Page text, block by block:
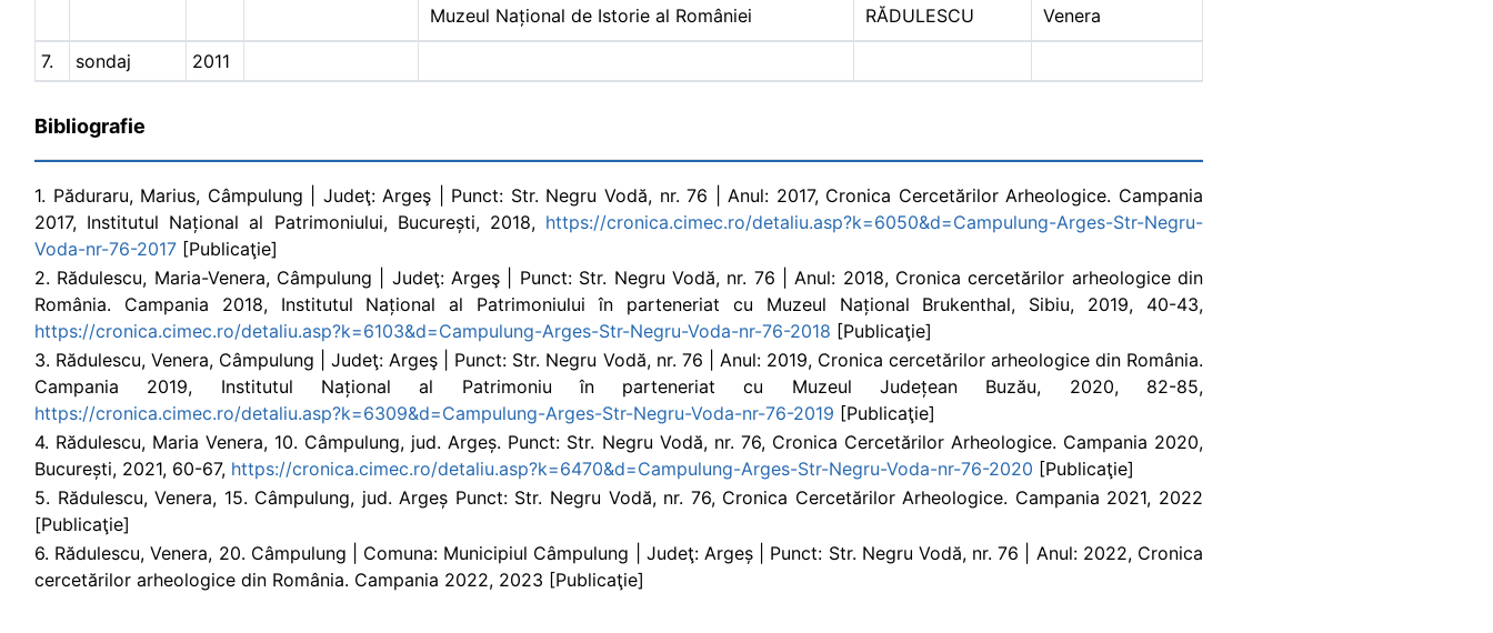
Muzeul Național de Istorie al României RĂDULESCU Venera
7. sondaj 2011
Bibliografie
1. Păduraru, Marius, Câmpulung | Judeţ: Argeş | Punct: Str. Negru Vodă, nr. 76 | Anul: 2017, Cronica Cercetărilor Arheologice. Campania
2017, Institutul Național al Patrimoniului, București, 2018, https://cronica.cimec.ro/detaliu.asp?k=6050&d=Campulung-Arges-Str-Negru-
Voda-nr-76-2017 [Publicaţie]
2. Rădulescu, Maria-Venera, Câmpulung | Judeţ: Argeş | Punct: Str. Negru Vodă, nr. 76 | Anul: 2018, Cronica cercetărilor arheologice din
România. Campania 2018, Institutul Național al Patrimoniului în parteneriat cu Muzeul Național Brukenthal, Sibiu, 2019, 40-43,
https://cronica.cimec.ro/detaliu.asp?k=6103&d=Campulung-Arges-Str-Negru-Voda-nr-76-2018 [Publicaţie]
3. Rădulescu, Venera, Câmpulung | Judeţ: Argeş | Punct: Str. Negru Vodă, nr. 76 | Anul: 2019, Cronica cercetărilor arheologice din România.
Campania 2019, Institutul Național al Patrimoniu în parteneriat cu Muzeul Județean Buzău, 2020, 82-85,
https://cronica.cimec.ro/detaliu.asp?k=6309&d=Campulung-Arges-Str-Negru-Voda-nr-76-2019 [Publicaţie]
4. Rădulescu, Maria Venera, 10. Câmpulung, jud. Argeș. Punct: Str. Negru Vodă, nr. 76, Cronica Cercetărilor Arheologice. Campania 2020,
București, 2021, 60-67, https://cronica.cimec.ro/detaliu.asp?k=6470&d=Campulung-Arges-Str-Negru-Voda-nr-76-2020 [Publicaţie]
5. Rădulescu, Venera, 15. Câmpulung, jud. Argeș Punct: Str. Negru Vodă, nr. 76, Cronica Cercetărilor Arheologice. Campania 2021, 2022
[Publicaţie]
6. Rădulescu, Venera, 20. Câmpulung | Comuna: Municipiul Câmpulung | Judeţ: Argeș | Punct: Str. Negru Vodă, nr. 76 | Anul: 2022, Cronica
cercetărilor arheologice din România. Campania 2022, 2023 [Publicaţie]